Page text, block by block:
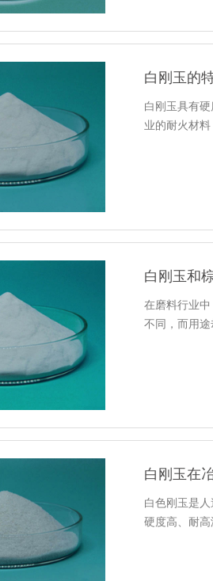
白刚玉的
白刚玉具有
业的耐火材
白刚玉和
在磨料行业
不同，而用途
白刚玉在
白色刚玉是
硬度高、耐高